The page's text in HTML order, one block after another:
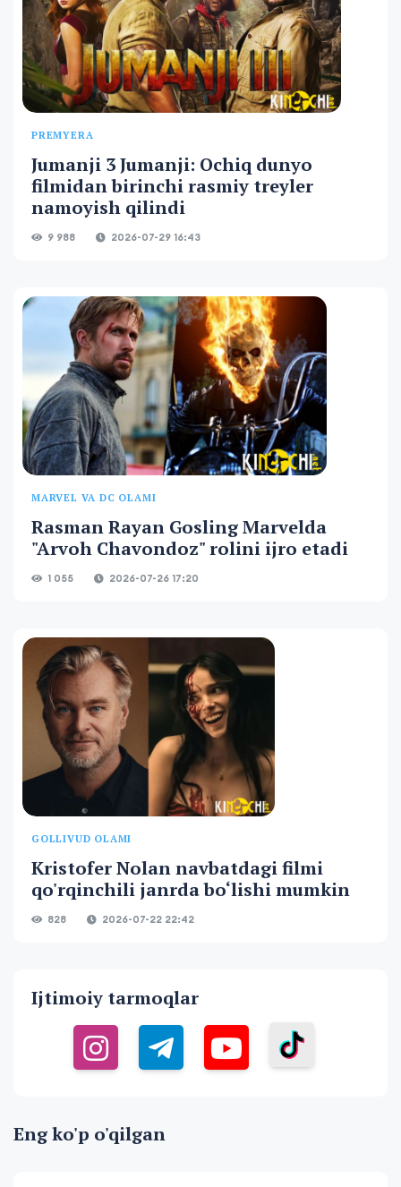
PREMYERA
Jumanji 3 Jumanji: Ochiq dunyo
filmidan birinchi rasmiy treyler
namoyish qilindi
9 988 2026-07-29 16:43
MARVEL VA DC OLAMI
Rasman Rayan Gosling Marvelda
"Arvoh Chavondoz" rolini ijro etadi
1 055 2026-07-26 17:20
GOLLIVUD OLAMI
Kristofer Nolan navbatdagi filmi
qo'rqinchili janrda bo‘lishi mumkin
828 2026-07-22 22:42
Ijtimoiy tarmoqlar
Eng ko'p o'qilgan